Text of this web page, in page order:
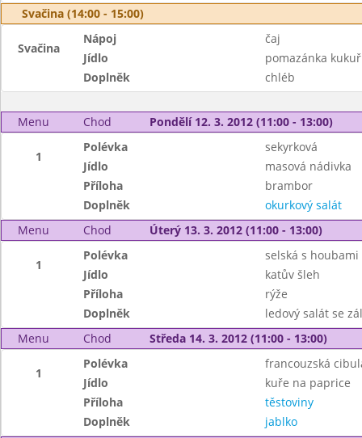
Svačina (14:00 - 15:00)
Svačina
Nápoj
čaj
Jídlo
pomazánka
Doplněk
chléb
Menu Chod Pondělí 12. 3. 2012 (11:00 - 13:00)
1
Polévka
sekyrková
Jídlo
masová nádivka
Příloha
brambor
Doplněk
okurkový salát
Menu
Chod Úterý 13. 3. 2012 (11:00 - 13:00)
1
Polévka
selská s houbami
Jídlo
katův šleh
Příloha
rýže
Doplněk
ledový salát se
Menu
Chod Středa 14. 3. 2012 (11:00 - 13:00)
1
Polévka
francouzská
Jídlo
kuře na paprice
Příloha
těstoviny
Doplněk
jablko